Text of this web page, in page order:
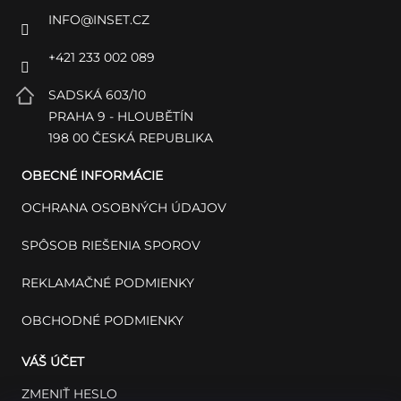
INFO@INSET.CZ
+421 233 002 089
SADSKÁ 603/10
PRAHA 9 - HLOUBĚTÍN
198 00 ČESKÁ REPUBLIKA
OBECNÉ INFORMÁCIE
OCHRANA OSOBNÝCH ÚDAJOV
SPÔSOB RIEŠENIA SPOROV
REKLAMAČNÉ PODMIENKY
OBCHODNÉ PODMIENKY
VÁŠ ÚČET
ZMENIŤ HESLO